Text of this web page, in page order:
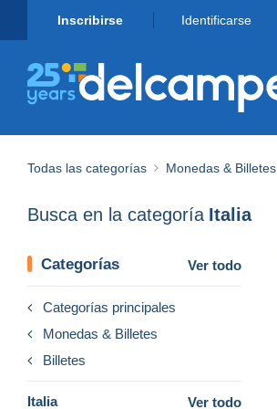
Inscribirse Identificarse
Todas las categorías Monedas & Billetes
Busca en la categoría Italia
Categorías Ver todo
Categorías principales
Monedas & Billetes
Billetes
Italia
Ver todo